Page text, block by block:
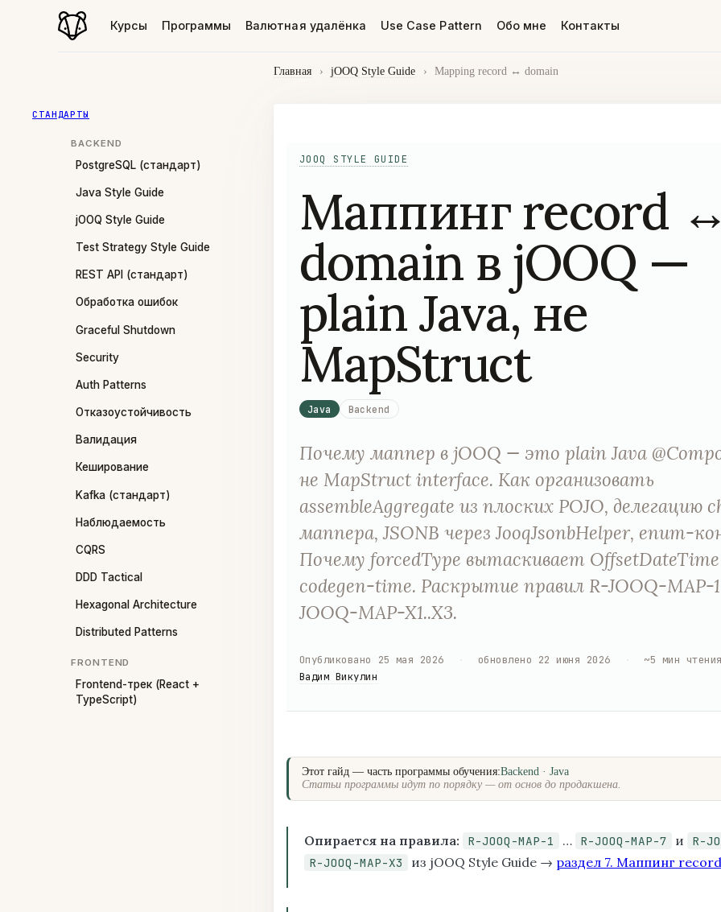
Курсы Программы Валютная удалёнка Use Case Pattern Обо мне Контакты
СТАНДАРТЫ
BACKEND
PostgreSQL (стандарт)
Java Style Guide
jOOQ Style Guide
Test Strategy Style Guide
REST API (стандарт)
Обработка ошибок
Graceful Shutdown
Security
Auth Patterns
Отказоустойчивость
Валидация
Кеширование
Kafka (стандарт)
Наблюдаемость
CQRS
DDD Tactical
Hexagonal Architecture
Distributed Patterns
FRONTEND
Frontend-трек (React +
TypeScript)
Главная › jOOQ Style Guide › Mapping record ↔ domain
JOOQ STYLE GUIDE
Маппинг record
domain в jOOQ —
plain Java, не
MapStruct
Java Backend
Почему маппер в jOOQ — это plain Java
не MapStruct interface. Как организовать
assembleAggregate из плоских POJO, делегацию
маппера, JSONB через JooqJsonbHelper, enum-
Почему forcedType вытаскивает OffsetDateTime
codegen-time. Раскрытие правил R-JOOQ-MAP-
JOOQ-MAP-X1..X3.
Опубликовано 25 мая 2026 обновлено 22 июня 2026 ~5 мин
Вадим Викулин
Этот гайд — часть программы обучения:Backend · Java
Статьи программы идут по порядку — от основ до продакшена.
Опирается на правила: R-JOOQ-MAP-1 … R-JOOQ-MAP-7 и
R-
R-JOOQ-MAP-X3
из jOOQ Style Guide → раздел 7. Маппинг